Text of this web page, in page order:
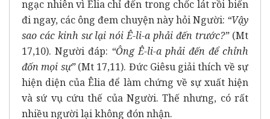
ngạc nhiên vì Êlia chỉ đến trong chốc lát rồi biến
đi ngay, các ông đem chuyện này hỏi Người: “Vậy
sao các kinh sư lại nói Ê-li-a phải đến trước?”(Mt
17,10). Người đáp: “Ông Ê-li-a phải đến để chỉnh
đốn mọi sự”(Mt 17,11). Đức Giêsu giải thích về sự
hiện diện của Êlia để làm chứng về sự xuất hiện
và sứ vụ cứu thế của Người. Thế nhưng, có rất
nhiều người lại không đón nhận.